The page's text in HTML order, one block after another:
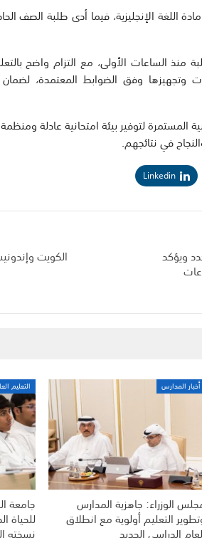
اللغة الإنجليزية، فيما أدى طلبة الصف
الساعات الأولى، مع التزام واضح
وتجهيزها وفق الضوابط المعتمدة،
المستمرة لتوفير بيئة امتحانية عادلة
في نتائجهم.
Linkedin
ويؤكد الكويت
أخبار المدارس
الوزراء: جاهزية المدارس
التعليم أولوية مع انطلاق
الدراسي الجديد
التعليم
جامعة
نسخته